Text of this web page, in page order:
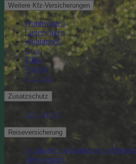
Weitere Kfz-Versicherungen
Wohnwagen
Lieferwagen
Wohnmobil
Quad
Trike
Traktor
Oldtimer
Zusatzschutz
Schutzbrief
Reiseversicherung
Auslandsreisekrankenversicherung
Reisegepäck